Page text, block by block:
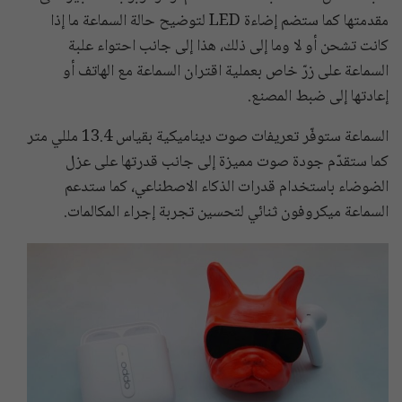
مقدمتها كما ستضم إضاءة LED لتوضيح حالة السماعة ما إذا
كانت تشحن أو لا وما إلى ذلك، هذا إلى جانب احتواء علبة
السماعة على زرّ خاص بعملية اقتران السماعة مع الهاتف أو
إعادتها إلى ضبط المصنع.
السماعة ستوفّر تعريفات صوت ديناميكية بقياس 13.4 مللي متر
كما ستقدّم جودة صوت مميزة إلى جانب قدرتها على عزل
الضوضاء باستخدام قدرات الذكاء الاصطناعي، كما ستدعم
السماعة ميكروفون ثنائي لتحسين تجربة إجراء المكالمات.